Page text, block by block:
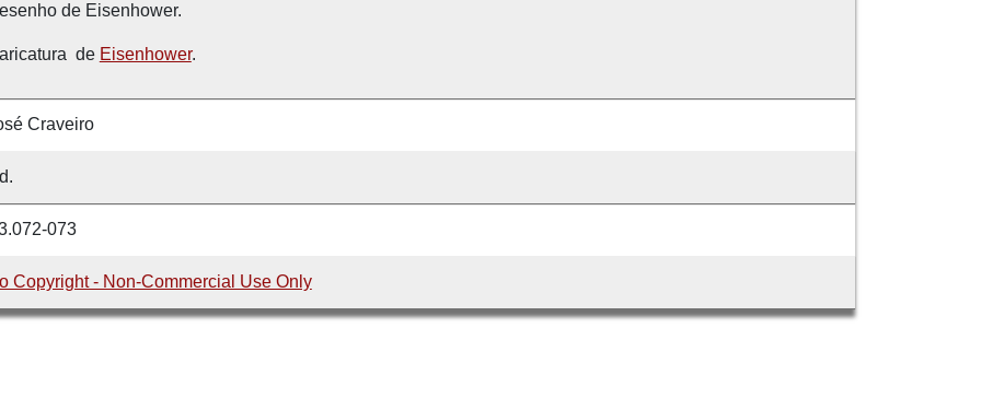
de Eisenhower.
de Eisenhower.
Craveiro
073
Copyright - Non-Commercial Use Only